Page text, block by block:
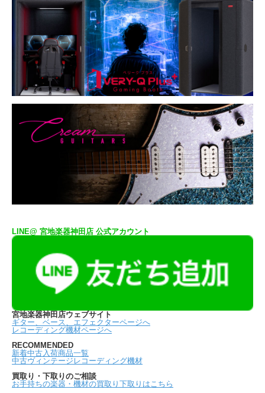
LINE@ 宮地楽器神田店 公式アカウント
宮地楽器神田店ウェブサイト
ギター、ベース、エフェクターページへ
レコーディング機材ページへ
RECOMMENDED
新着中古入荷商品一覧
中古ヴィンテージレコーディング機材
買取り・下取りのご相談
お手持ちの楽器・機材の買取り下取りはこちら